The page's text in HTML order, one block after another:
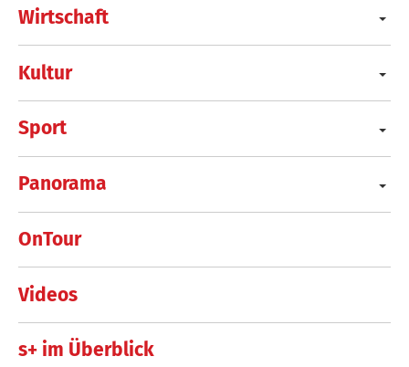
Wirtschaft
Kultur
Sport
Panorama
OnTour
Videos
s+ im Überblick